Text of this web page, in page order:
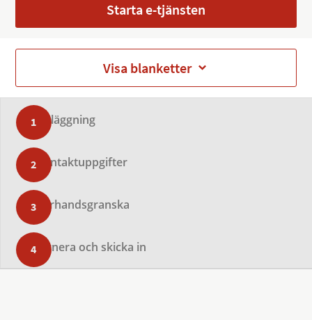
Starta e-tjänsten
Visa blanketter
Anläggning
Kontaktuppgifter
Förhandsgranska
Signera och skicka in